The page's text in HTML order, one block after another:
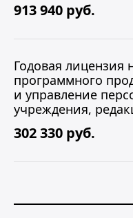
913 940 руб.
Годовая лицензия
программного
и управление
учреждения,
302 330 руб.